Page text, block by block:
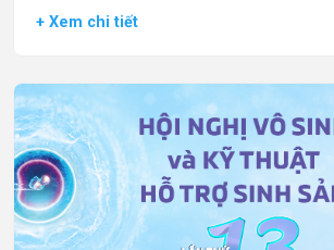
+ Xem chi tiết